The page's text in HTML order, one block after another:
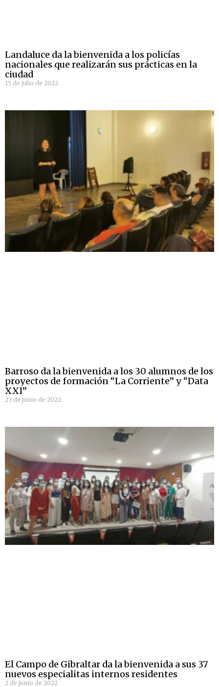
Landaluce da la bienvenida a los policías
nacionales que realizarán sus prácticas en la
ciudad
15 de julio de 2022
Barroso da la bienvenida a los 30 alumnos de los
proyectos de formación “La Corriente” y “Data
XXI”
23 de junio de 2022
El Campo de Gibraltar da la bienvenida a sus 37
nuevos especialitas internos residentes
2 de junio de 2022